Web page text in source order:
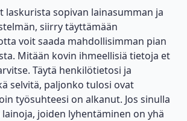
laskurista sopivan lainasumman ja
siirry täyttämään
voit saada mahdollisimman pian
Mitään kovin ihmeellisiä tietoja et
Täytä henkilötietosi ja
selvitä, paljonko tulosi ovat
työsuhteesi on alkanut. Jos sinulla
joiden lyhentäminen on yhä